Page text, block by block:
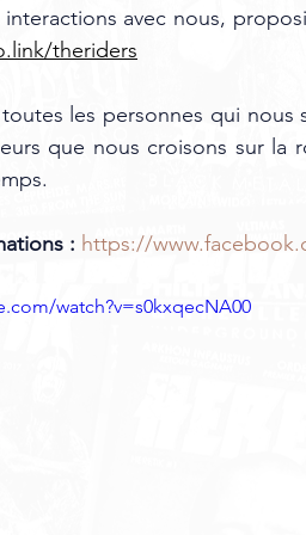
interactions avec nous,
theriders
les personnes qui
que nous croisons sur la
: https://
watch?v=s0kxqecNA00